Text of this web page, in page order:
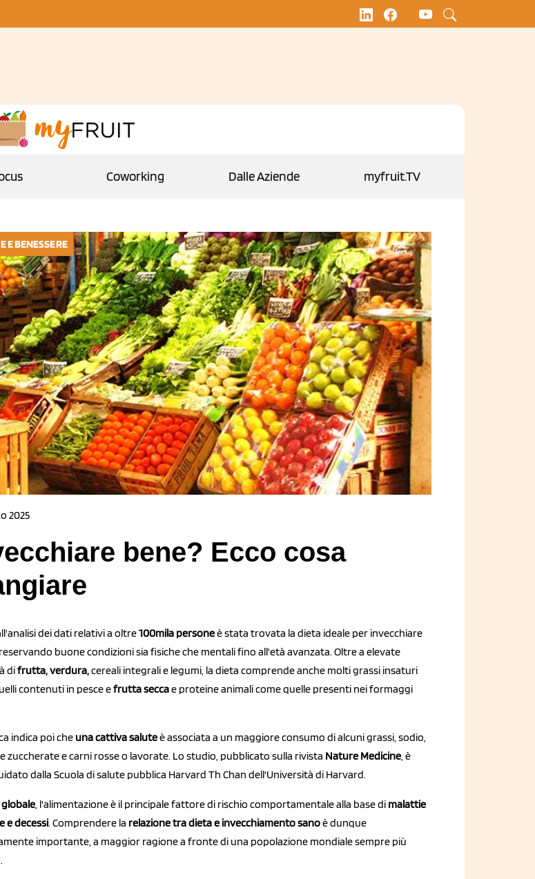
Coworking Dalle Aziende myfruit.TV
E BENESSERE
2025
bene? Ecco cosa
dei dati relativi a oltre100mila personeè stata trovata la dieta ideale per invecchiare
buone condizioni sia fisiche che mentali fino all'età avanzata. Oltre a elevate
difrutta, verdura,cereali integrali e legumi, la dieta comprende anche molti grassi insaturi
contenuti in pesce efrutta seccae proteine animali come quelle presenti nei formaggi
indica poi che una cattiva saluteè associata a un maggiore consumo di alcuni grassi, sodio,
zuccherate e carni rosse o lavorate. Lo studio, pubblicato sulla rivista Nature Medicine , è
dalla Scuola di salute pubblica Harvard Th Chan dell'Università di Harvard.
, l'alimentazione è il principale fattore di rischio comportamentale alla base di malattie
e decessi. Comprendere la relazione tra dieta e invecchiamento sanoè dunque
importante, a maggior ragione a fronte di una popolazione mondiale sempre più